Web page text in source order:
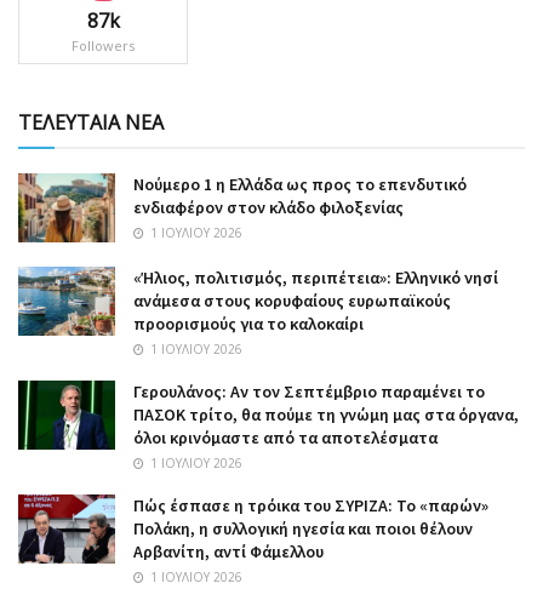
87k
Followers
ΤΕΛΕΥΤΑΙΑ ΝΕΑ
Nούμερο 1 η Ελλάδα ως προς το επενδυτικό
ενδιαφέρον στον κλάδο φιλοξενίας
1 ΙΟΥΛΊΟΥ 2026
«Ήλιος, πολιτισμός, περιπέτεια»: Ελληνικό νησί
ανάμεσα στους κορυφαίους ευρωπαϊκούς
προορισμούς για το καλοκαίρι
1 ΙΟΥΛΊΟΥ 2026
Γερουλάνος: Αν τον Σεπτέμβριο παραμένει το
ΠΑΣΟΚ τρίτο, θα πούμε τη γνώμη μας στα όργανα,
όλοι κρινόμαστε από τα αποτελέσματα
1 ΙΟΥΛΊΟΥ 2026
Πώς έσπασε η τρόικα του ΣΥΡΙΖΑ: Το «παρών»
Πολάκη, η συλλογική ηγεσία και ποιοι θέλουν
Αρβανίτη, αντί Φάμελλου
1 ΙΟΥΛΊΟΥ 2026